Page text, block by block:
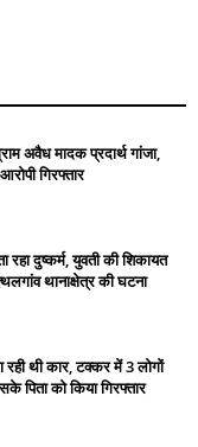
अवैध मादक प्रदार्थ गांजा,
गिरफ्तार
दुष्कर्म, युवती की शिकायत
थानाक्षेत्र की घटना
थी कार, टक्कर में 3 लोगों
पिता को किया गिरफ्तार